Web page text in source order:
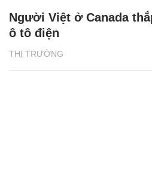
THỊ TRƯỜNG
Người Việt ở Canada
ô tô điện